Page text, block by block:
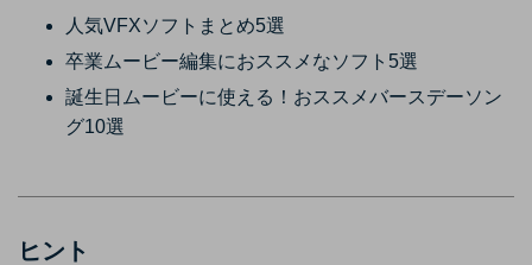
人気VFXソフトまとめ5選
卒業ムービー編集におススメなソフト5選
誕生日ムービーに使える！おススメバースデーソン
グ10選
ヒント